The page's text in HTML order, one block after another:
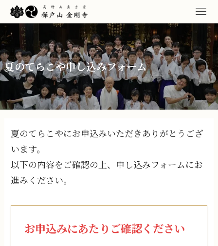
夏のてらこや申し込みフォーム
夏のてらこやにお申込みいただきありがとうござ
います。
以下の内容をご確認の上、申し込みフォームにお
進みください。
お申込みにあたり ご確認ください